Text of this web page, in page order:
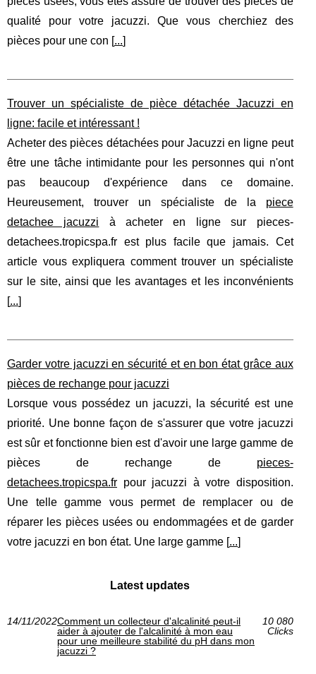
qualité pour votre jacuzzi. Que vous cherchiez des
pièces pour une con [...]
Trouver un spécialiste de pièce détachée Jacuzzi en
ligne: facile et intéressant !
Acheter des pièces détachées pour Jacuzzi en ligne peut
être une tâche intimidante pour les personnes qui n'ont
pas beaucoup d'expérience dans ce domaine.
Heureusement, trouver un spécialiste de la piece
detachee jacuzzi à acheter en ligne sur pieces-
detachees.tropicspa.fr est plus facile que jamais. Cet
article vous expliquera comment trouver un spécialiste
sur le site, ainsi que les avantages et les inconvénients
[...]
Garder votre jacuzzi en sécurité et en bon état grâce aux
pièces de rechange pour jacuzzi
Lorsque vous possédez un jacuzzi, la sécurité est une
priorité. Une bonne façon de s'assurer que votre jacuzzi
est sûr et fonctionne bien est d'avoir une large gamme de
pièces de rechange de pieces-
detachees.tropicspa.fr pour jacuzzi à votre disposition.
Une telle gamme vous permet de remplacer ou de
réparer les pièces usées ou endommagées et de garder
votre jacuzzi en bon état. Une large gamme [...]
Latest updates
14/11/2022Comment un collecteur d'alcalinité peut-il
aider à ajouter de l'alcalinité à mon eau
pour une meilleure stabilité du pH dans mon
jacuzzi ?
10 080
Clicks